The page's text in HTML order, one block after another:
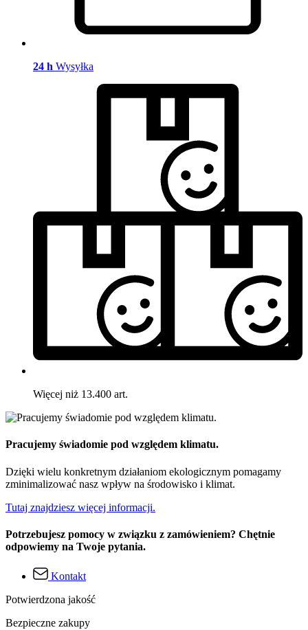
24 h Wysyłka
Więcej niż 13.400 art.
Pracujemy świadomie pod względem klimatu.
Dzięki wielu konkretnym działaniom ekologicznym pomagamy
zminimalizować nasz wpływ na środowisko i klimat.
Tutaj znajdziesz więcej informacji.
Potrzebujesz pomocy w związku z zamówieniem? Chętnie
odpowiemy na Twoje pytania.
Kontakt
Potwierdzona jakość
Bezpieczne zakupy